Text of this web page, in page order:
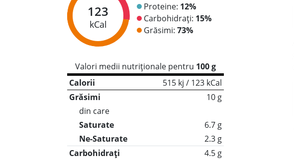
123
kCal
Proteine: 12%
Carbohidrați: 15%
Grăsimi: 73%
Valori medii nutriționale pentru 100 g
Calorii
515 kj / 123 kCal
Grăsimi
10 g
din care
Saturate
6.7 g
Ne-Saturate
2.3 g
Carbohidrați
4.5 g